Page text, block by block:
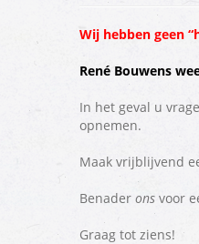
Wij hebben geen
René Bouwens
In het geval u
opnemen.
Maak vrijblijvend
Benader ons voor
Graag tot ziens!